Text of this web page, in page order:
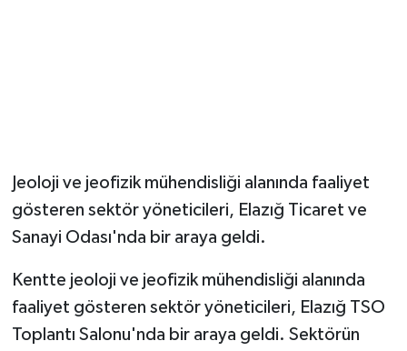
Jeoloji ve jeofizik mühendisliği alanında faaliyet
gösteren sektör yöneticileri, Elazığ Ticaret ve
Sanayi Odası'nda bir araya geldi.
Kentte jeoloji ve jeofizik mühendisliği alanında
faaliyet gösteren sektör yöneticileri, Elazığ TSO
Toplantı Salonu'nda bir araya geldi. Sektörün